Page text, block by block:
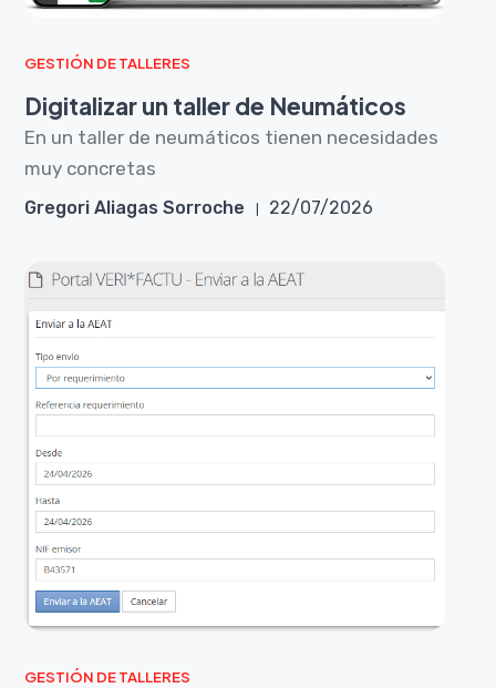
GESTIÓN DE TALLERES
Digitalizar un taller de Neumáticos
En un taller de neumáticos tienen necesidades
muy concretas
Gregori Aliagas Sorroche 22/07/2026
GESTIÓN DE TALLERES